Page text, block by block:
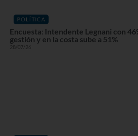
POLÍTICA
Encuesta: Intendente Legnani con
gestión y en la costa sube a 51%
28/07/26